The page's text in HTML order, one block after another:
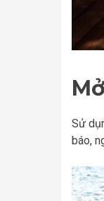
Sử
báo,